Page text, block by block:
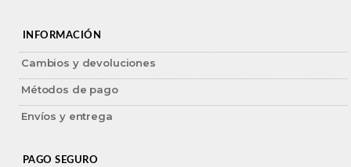
INFORMACIÓN
Cambios y devoluciones
Métodos de pago
Envíos y entrega
PAGO SEGURO